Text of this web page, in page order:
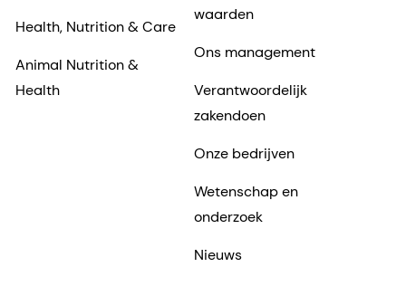
Health, Nutrition & Care
Animal Nutrition &
Health
waarden
Ons management
Verantwoordelijk
zakendoen
Onze bedrijven
Wetenschap en
onderzoek
Nieuws